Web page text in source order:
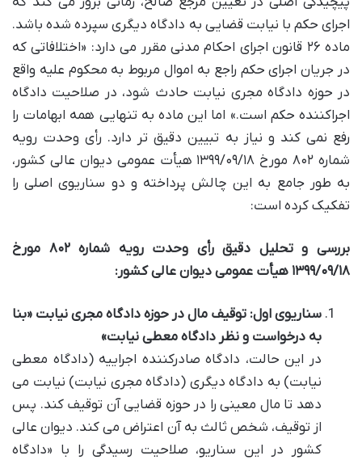
اجرای حکم با نیابت قضایی به دادگاه دیگری سپرده شده باشد.
ماده ۲۶ قانون اجرای احکام مدنی مقرر می دارد: «اختلافاتی که
در جریان اجرای حکم راجع به اموال مربوط به محکوم علیه واقع
در حوزه دادگاه مجری نیابت حادث شود، در صلاحیت دادگاه
اجراکننده حکم است.» اما این ماده به تنهایی همه ابهامات را
رفع نمی کند و نیاز به تبیین دقیق تر دارد. رأی وحدت رویه
شماره ۸۰۲ مورخ ۱۳۹۹/۰۹/۱۸ هیأت عمومی دیوان عالی کشور،
به طور جامع به این چالش پرداخته و دو سناریوی اصلی را
تفکیک کرده است:
بررسی و تحلیل دقیق رأی وحدت رویه شماره ۸۰۲ مورخ
۱۳۹۹/۰۹/۱۸ هیأت عمومی دیوان عالی کشور:
سناریوی اول: توقیف مال در حوزه دادگاه مجری نیابت «بنا
به درخواست و نظر دادگاه معطی نیابت»
در این حالت، دادگاه صادرکننده اجراییه (دادگاه معطی
نیابت) به دادگاه دیگری (دادگاه مجری نیابت) نیابت می
دهد تا مال معینی را در حوزه قضایی آن توقیف کند. پس
از توقیف، شخص ثالث به آن اعتراض می کند. دیوان عالی
کشور در این سناریو، صلاحیت رسیدگی را با «دادگاه